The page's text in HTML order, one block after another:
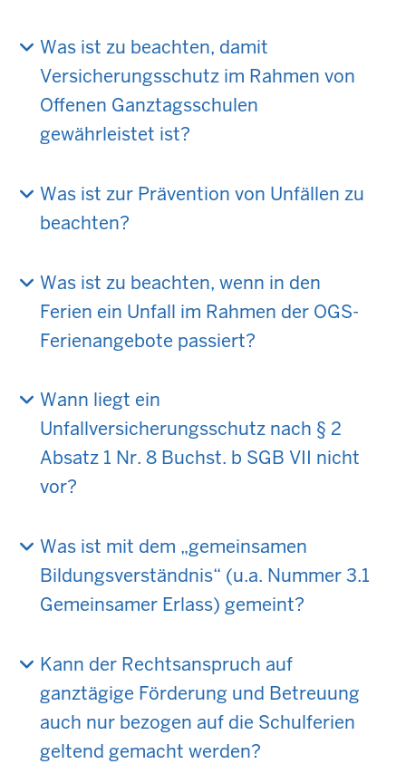
Was ist zu beachten, damit
Versicherungsschutz im Rahmen von
Offenen Ganztagsschulen
gewährleistet ist?
Was ist zur Prävention von Unfällen zu
beachten?
Was ist zu beachten, wenn in den
Ferien ein Unfall im Rahmen der OGS-
Ferienangebote passiert?
Wann liegt ein
Unfallversicherungsschutz nach § 2
Absatz 1 Nr. 8 Buchst. b SGB VII nicht
vor?
Was ist mit dem „gemeinsamen
Bildungsverständnis“ (u.a. Nummer 3.1
Gemeinsamer Erlass) gemeint?
Kann der Rechtsanspruch auf
ganztägige Förderung und Betreuung
auch nur bezogen auf die Schulferien
geltend gemacht werden?